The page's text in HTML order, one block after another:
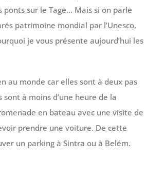
sur le Tage… Mais si on parle
patrimoine mondial par l’Unesco,
je vous présente aujourd’hui les
au monde car elles sont à deux pas
à moins d’une heure de la
en bateau avec une visite de
prendre une voiture. De cette
un parking à Sintra ou à Belém.